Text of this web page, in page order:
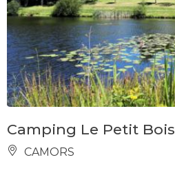
Camping Le Petit Bois
CAMORS